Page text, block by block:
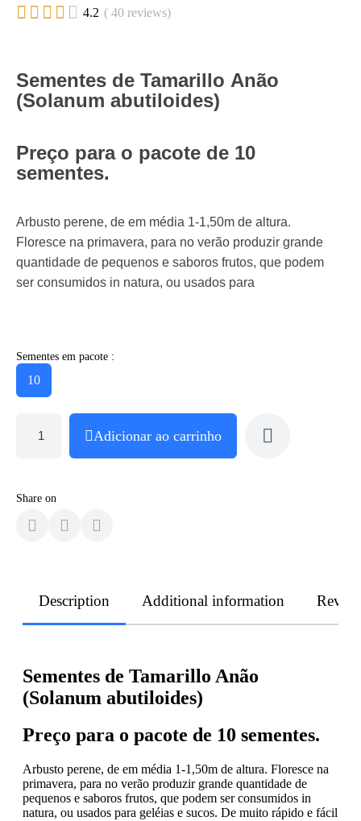
     4.2 ( 40 reviews)
Sementes de Tamarillo Anão
(Solanum abutiloides)
Preço para o pacote de 10
sementes.
Arbusto perene, de em média 1-1,50m de altura.
Floresce na primavera, para no verão produzir grande
quantidade de pequenos e saboros frutos, que podem
ser consumidos in natura, ou usados para
Sementes em pacote :
10
Adicionar ao carrinho
Share on
Description Additional information
Sementes de Tamarillo Anão
(Solanum abutiloides)
Preço para o pacote de 10 sementes.
Arbusto perene, de em média 1-1,50m de altura. Floresce na
primavera, para no verão produzir grande quantidade de
pequenos e saboros frutos, que podem ser consumidos in
natura, ou usados para geléias e sucos. De muito rápido e fácil